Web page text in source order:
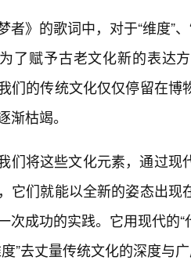
者》的歌词中，对于“维度”
了赋予古老文化新的表达
们的传统文化仅仅停留在
渐枯竭。
们将这些文化元素，通过
它们就能以全新的姿态出
次成功的实践。它用现代的
”去丈量传统文化的深度与